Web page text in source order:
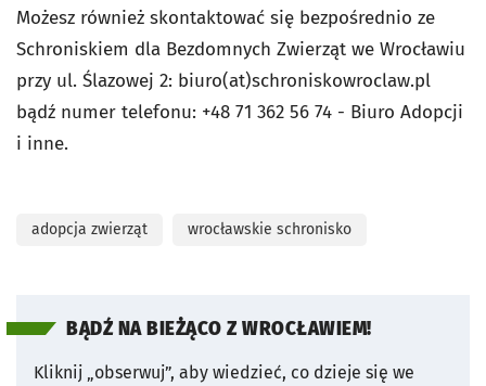
Możesz również skontaktować się bezpośrednio ze
Schroniskiem dla Bezdomnych Zwierząt we Wrocławiu
przy ul. Ślazowej 2: biuro(at)schroniskowroclaw.pl
bądź numer telefonu: +48 71 362 56 74 - Biuro Adopcji
i inne.
adopcja zwierząt wrocławskie schronisko
BĄDŹ NA BIEŻĄCO Z WROCŁAWIEM!
Kliknij „obserwuj”, aby wiedzieć, co dzieje się we